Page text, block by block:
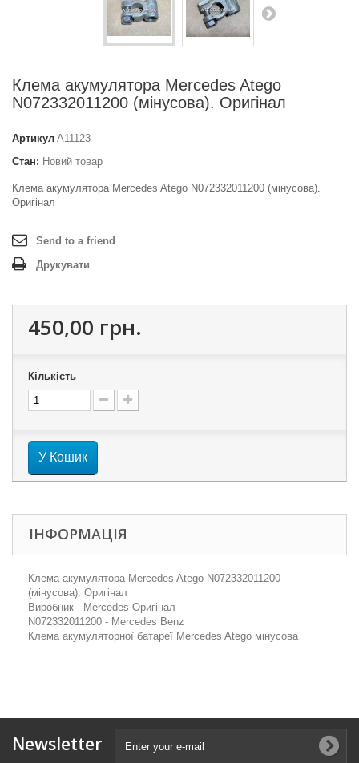
Клема акумулятора Mercedes Atego
N072332011200 (мінусова). Оригінал
Артикул A11123
Стан: Новий товар
Клема акумулятора Mercedes Atego N072332011200 (мінусова).
Оригінал
Send to a friend
Друкувати
450,00 грн.
Кількість
У Кошик
ІНФОРМАЦІЯ
Клема акумулятора Mercedes Atego N072332011200
(мінусова). Оригінал
Виробник - Mercedes Оригінал
N072332011200 - Mercedes Benz
Клема акумуляторної батареї Mercedes Atego мінусова
Newsletter